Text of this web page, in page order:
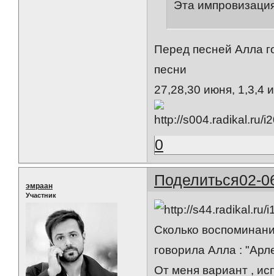
Эта
Перед песней Алла
песни
27,28,30 июня, 1,3,4
0
Поделиться02-
эмраан
Участник
Сколько
говорила Алла :
От меня вариант ,